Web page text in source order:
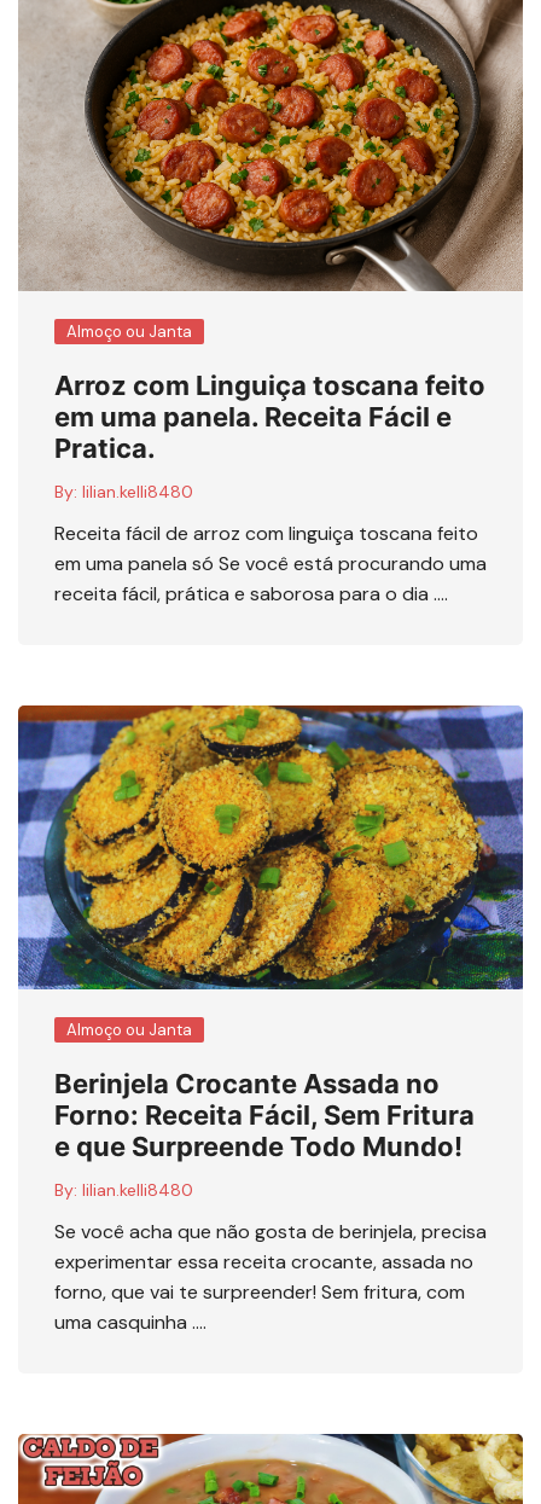
Almoço ou Janta
Arroz com Linguiça toscana feito
em uma panela. Receita Fácil e
Pratica.
By: lilian.kelli8480
Receita fácil de arroz com linguiça toscana feito
em uma panela só Se você está procurando uma
receita fácil, prática e saborosa para o dia ….
Almoço ou Janta
Berinjela Crocante Assada no
Forno: Receita Fácil, Sem Fritura
e que Surpreende Todo Mundo!
By: lilian.kelli8480
Se você acha que não gosta de berinjela, precisa
experimentar essa receita crocante, assada no
forno, que vai te surpreender! Sem fritura, com
uma casquinha ….